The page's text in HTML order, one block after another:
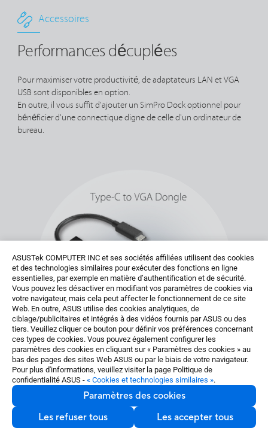
ASUSTek COMPUTER INC et ses sociétés affiliées utilisent des cookies
et des technologies similaires pour exécuter des fonctions en ligne
essentielles, par exemple en matière d’authentification et de sécurité.
Vous pouvez les désactiver en modifiant vos paramètres de cookies via
votre navigateur, mais cela peut affecter le fonctionnement de ce site
Web. En outre, ASUS utilise des cookies analytiques, de
ciblage/publicitaires et intégrés à des vidéos fournis par ASUS ou des
tiers. Veuillez cliquer ce bouton pour définir vos préférences concernant
ces types de cookies. Vous pouvez également configurer les
paramètres des cookies en cliquant sur « Paramètres des cookies » au
bas des pages des sites Web ASUS ou par le biais de votre navigateur.
Pour plus d'informations, veuillez visiter la page Politique de
confidentialité ASUS - « Cookies et technologies similaires ».
Paramètres des cookies
Les refuser tous
Les accepter tous
Accessoires
Performances décuplées
Pour maximiser votre productivité, de adaptateurs LAN et VGA
USB sont disponibles en option.
En outre, il vous suffit d'ajouter un SimPro Dock optionnel pour
bénéficier d'une connectique digne de celle d'un ordinateur de
bureau.